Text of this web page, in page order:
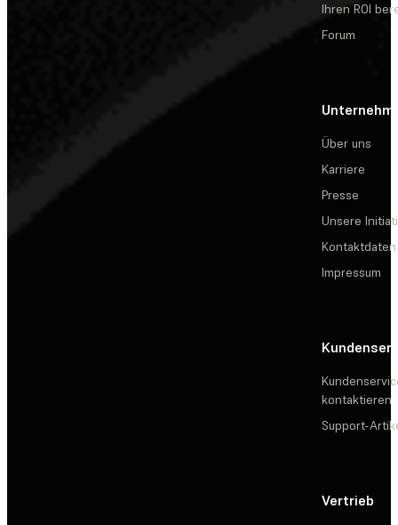
Ihren ROI
Forum
Über uns
Karriere
Presse
Unsere
Kontaktdaten
Impressum
kontaktieren
Support-
Vertrieb